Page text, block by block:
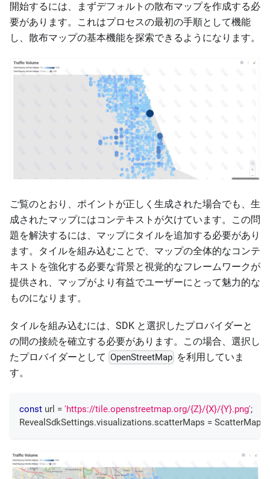
開始するには、まずデフォルトの散布マップを作成する必
要があります。これはプロセスの最初の手順として機能
し、散布マップの基本機能を探索できるようになります。
ご覧のとおり、ポイントが正しく生成された場合でも、生
成されたマップにはコンテキストが欠けています。この問
題を解決するには、マップにタイルを追加する必要があり
ます。タイルを組み込むことで、マップの全体的なコンテ
キストを強化する必要な背景と視覚的なフレームワークが
提供され、マップがより有益でユーザーにとって魅力的な
ものになります。
タイルを組み込むには、SDK と選択したプロバイダーと
の間の接続を確立する必要があります。この場合、選択し
たプロバイダーとして OpenStreetMap を利用していま
す。
const url = 'https://tile.openstreetmap.org/{Z}/{X}/{Y}.png';
RevealSdkSettings.visualizations.scatterMaps =